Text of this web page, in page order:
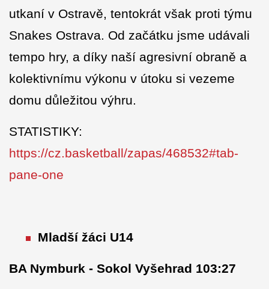
utkaní v Ostravě, tentokrát však proti týmu
Snakes Ostrava. Od začátku jsme udávali
tempo hry, a díky naší agresivní obraně a
kolektivnímu výkonu v útoku si vezeme
domu důležitou výhru.
STATISTIKY:
https://cz.basketball/zapas/468532#tab-
pane-one
Mladší žáci U14
BA Nymburk - Sokol Vyšehrad 103:27